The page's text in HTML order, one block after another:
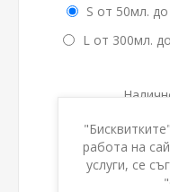
S от 50мл.
L от 300мл.
работа на
услуги, се